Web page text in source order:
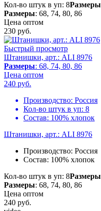
Кол-во штук в уп: 8Размеры
Размеры: 68, 74, 80, 86
Цена оптом
230 руб.
Быстрый просмотр
Штанишки, арт.: ALI 8976
Размеры: 68, 74, 80, 86
Цена оптом
240 руб.
Производство: Россия
Кол-во штук в уп: 8
Состав: 100% хлопок
Штанишки, арт.: ALI 8976
Производство: Россия
Состав: 100% хлопок
Кол-во штук в уп: 8Размеры
Размеры: 68, 74, 80, 86
Цена оптом
240 руб.